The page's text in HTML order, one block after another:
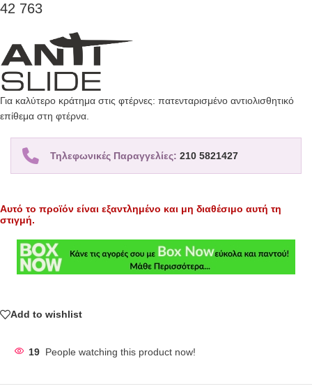
42 763
Για καλύτερο κράτημα στις φτέρνες: πατενταρισμένο αντιολισθητικό
επίθεμα στη φτέρνα.
Τηλεφωνικές Παραγγελίες: 210 5821427
Αυτό το προϊόν είναι εξαντλημένο και μη διαθέσιμο αυτή τη
στιγμή.
Add to wishlist
19 People watching this product now!